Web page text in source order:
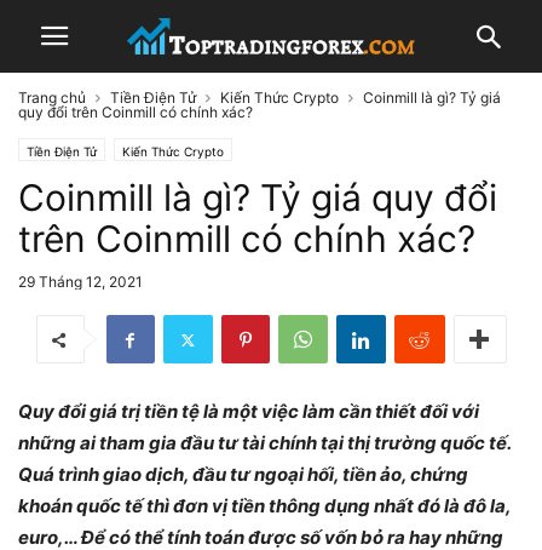
Trang chủ Tiền Điện Tử Kiến Thức Crypto
Coinmill là gì? Tỷ giá
quy đổi trên Coinmill có chính xác?
Tiền Điện Tử Kiến Thức Crypto
Coinmill là gì? Tỷ giá quy đổi
trên Coinmill có chính xác?
29 Tháng 12, 2021
Quy đổi giá trị tiền tệ là một việc làm cần thiết đối với
những ai tham gia đầu tư tài chính tại thị trường quốc tế.
Quá trình giao dịch, đầu tư ngoại hối, tiền ảo, chứng
khoán quốc tế thì đơn vị tiền thông dụng nhất đó là đô la,
euro,… Để có thể tính toán được số vốn bỏ ra hay những